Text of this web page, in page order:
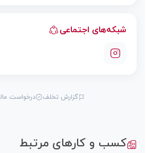
شبکه‌های اجتماعی
گزارش تخلف درخواست
کسب و کارهای مرتبط